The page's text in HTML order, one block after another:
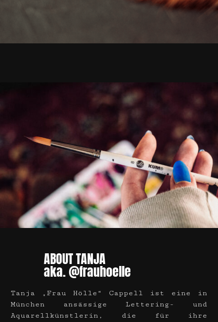
ABOUT TANJA
aka. @frauhoelle
Tanja „Frau Hölle“ Cappell ist eine in
München ansässige Lettering- und
Aquarellkünstlerin, die für ihre